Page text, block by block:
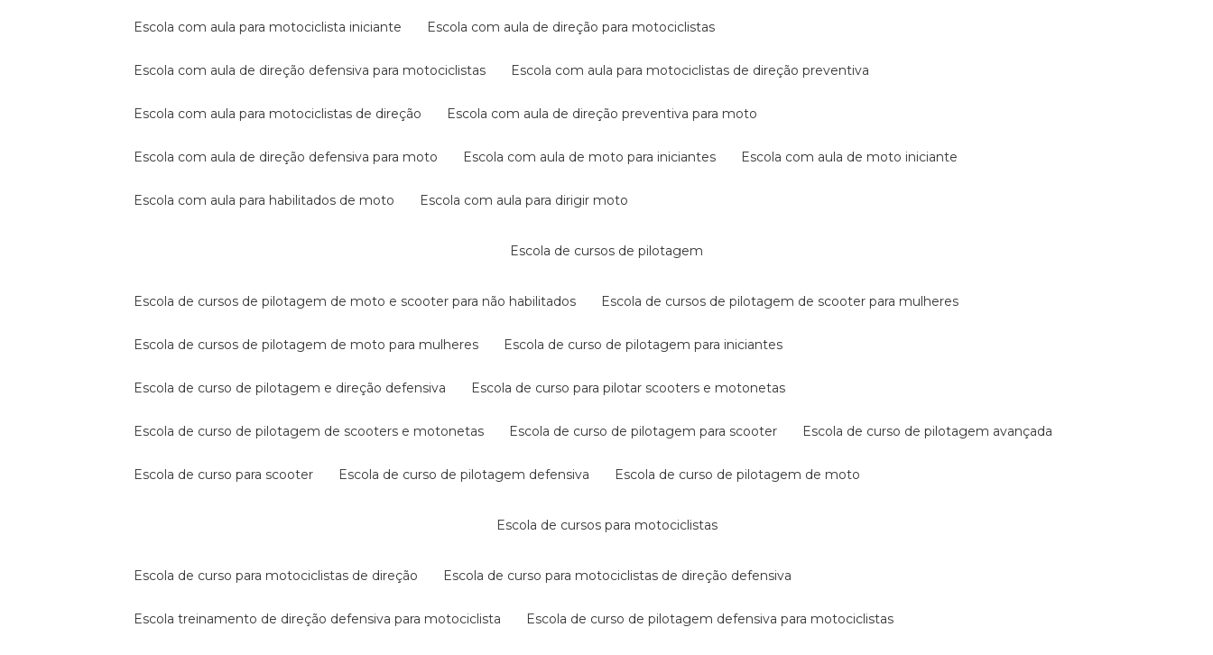
escola com aula para motociclista iniciante escola com aula de direção para motociclistas
escola com aula de direção defensiva para motociclistas escola com aula para motociclistas de direção preventiva
escola com aula para motociclistas de direção escola com aula de direção preventiva para moto
escola com aula de direção defensiva para moto escola com aula de moto para iniciantes escola com aula de moto iniciante
escola com aula para habilitados de moto escola com aula para dirigir moto
escola de cursos de pilotagem
escola de cursos de pilotagem de moto e scooter para não habilitados escola de cursos de pilotagem de scooter para mulheres
escola de cursos de pilotagem de moto para mulheres escola de curso de pilotagem para iniciantes
escola de curso de pilotagem e direção defensiva escola de curso para pilotar scooters e motonetas
escola de curso de pilotagem de scooters e motonetas escola de curso de pilotagem para scooter escola de curso de pilotagem avançada
escola de curso para scooter escola de curso de pilotagem defensiva escola de curso de pilotagem de moto
escola de cursos para motociclistas
escola de curso para motociclistas de direção escola de curso para motociclistas de direção defensiva
escola treinamento de direção defensiva para motociclista escola de curso de pilotagem defensiva para motociclistas